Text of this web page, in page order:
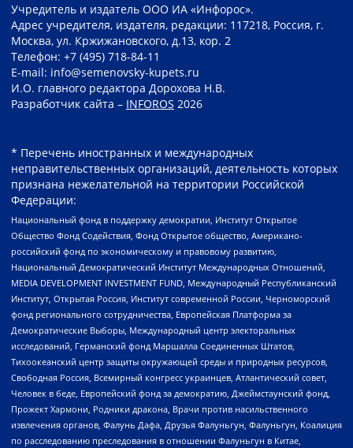
Учредитель и издатель ООО ИА «Инфорос».
Адрес учредителя, издателя, редакции: 117218, Россия, г.
Москва, ул. Кржижановского, д.13, кор. 2
Телефон: +7 (495) 718-84-11
E-mail: info@semenovsky-kupets.ru
И.О. главного редактора Дорохова Н.В.
Разработчик сайта – INFOROS 2026
* Перечень иностранных и международных
неправительственных организаций, деятельность которых
признана нежелательной на территории Российской
Федерации:
Национальный фонд в поддержку демократии, Институт Открытое
Общество Фонд Содействия, Фонд Открытое общество, Американо-
российский фонд по экономическому и правовому развитию,
Национальный Демократический Институт Международных Отношений,
MEDIA DEVELOPMENT INVESTMENT FUND, Международный Республиканский
Институт, Открытая Россия, Институт современной России, Черноморский
фонд регионального сотрудничества, Европейская Платформа за
Демократические Выборы, Международный центр электоральных
исследований, Германский фонд Маршалла Соединенных Штатов,
Тихоокеанский центр защиты окружающей среды и природных ресурсов,
Свободная Россия, Всемирный конгресс украинцев, Атлантический совет,
Человек в беде, Европейский фонд за демократию, Джеймстаунский фонд,
Прожект Хармони, Родники дракона, Врачи против насильственного
извлечения органов, Фалунь Дафа, Друзья Фалуньгун, Фалуньгун, Коалиция
по расследованию преследования в отношении Фалуньгун в Китае,